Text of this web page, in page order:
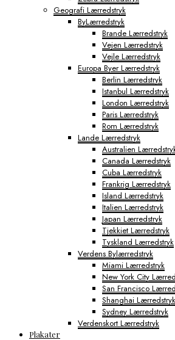
Geografi Lærredstryk
ByLærredstryk
Brande Lærredstryk
Vejen Lærredstryk
Vejle Lærredstryk
Europa Byer Lærredstryk
Berlin Lærredstryk
Istanbul Lærredstryk
London Lærredstryk
Paris Lærredstryk
Rom Lærredstryk
Lande Lærredstryk
Australien
Canada Lærredstryk
Cuba Lærredstryk
Frankrig Lærredstryk
Island Lærredstryk
Italien Lærredstryk
Japan Lærredstryk
Tjekkiet Lærredstryk
Tyskland Lærredstryk
Verdens Bylærredstryk
Miami Lærredstryk
New York City
San Francisco
Shanghai Lærredstryk
Sydney Lærredstryk
Verdenskort Lærredstryk
Plakater